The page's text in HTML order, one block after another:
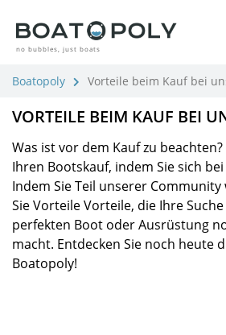
no bubbles, just boats
Boatopoly Vorteile beim Kauf bei
VORTEILE BEIM KAUF BEI
Was ist vor dem Kauf zu
Ihren Bootskauf, indem Sie sich
Indem Sie Teil unserer
Sie Vorteile Vorteile, die Ihre
perfekten Boot oder Ausrüstung
macht. Entdecken Sie noch heute
Boatopoly!